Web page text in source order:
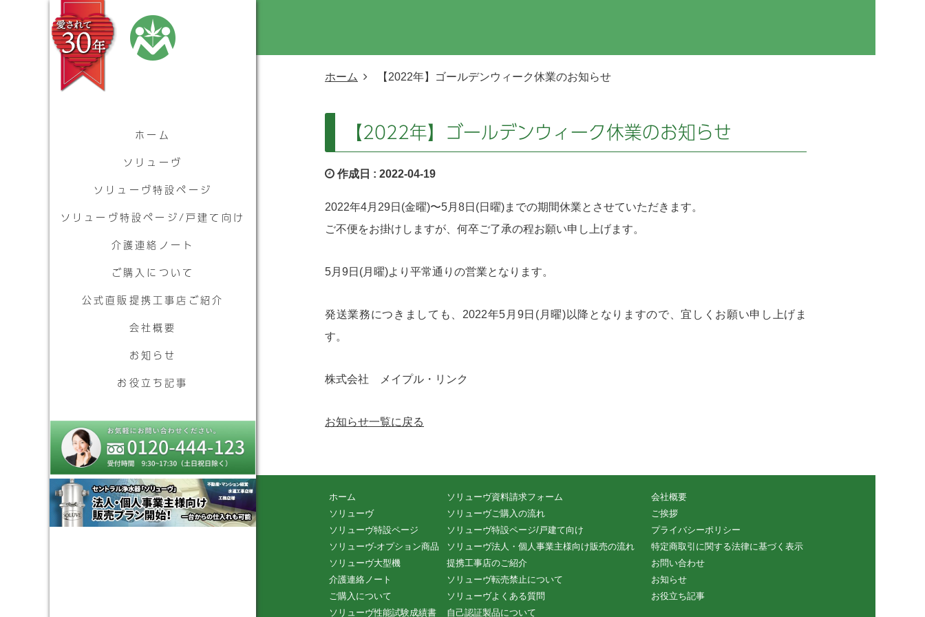
ホーム
ソリューヴ
ソリューヴ特設ページ
ソリューヴ特設ページ/戸建て向け
介護連絡ノート
ご購入について
公式直販提携工事店ご紹介
会社概要
お知らせ
お役立ち記事
ホーム 【2022年】ゴールデンウィーク休業のお知らせ
【2022年】ゴールデンウィーク休業のお知らせ
作成日 : 2022-04-19
2022年4月29日(金曜)〜5月8日(日曜)までの期間休業とさせていただきます。
ご不便をお掛けしますが、何卒ご了承の程お願い申し上げます。
5月9日(月曜)より平常通りの営業となります。
発送業務につきましても、2022年5月9日(月曜)以降となりますので、宜しくお願い申し上げま
す。
株式会社 メイプル・リンク
お知らせ一覧に戻る
ホーム
ソリューヴ
ソリューヴ特設ページ
ソリューヴ-オプション商品
ソリューヴ大型機
介護連絡ノート
ご購入について
ソリューヴ性能試験成績書
ソリューヴ資料請求フォーム
ソリューヴご購入の流れ
ソリューヴ特設ページ/戸建て向け
ソリューヴ法人・個人事業主様向け販売の流れ
提携工事店のご紹介
ソリューヴ転売禁止について
ソリューヴよくある質問
自己認証製品について
会社概要
ご挨拶
プライバシーポリシー
特定商取引に関する法律に基づく表示
お問い合わせ
お知らせ
お役立ち記事